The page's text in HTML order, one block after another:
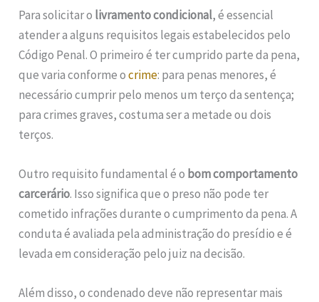
Para solicitar o livramento condicional, é essencial
atender a alguns requisitos legais estabelecidos pelo
Código Penal. O primeiro é ter cumprido parte da pena,
que varia conforme ocrime: para penas menores, é
necessário cumprir pelo menos um terço da sentença;
para crimes graves, costuma ser a metade ou dois
terços.
Outro requisito fundamental é o bom comportamento
carcerário. Isso significa que o preso não pode ter
cometido infrações durante o cumprimento da pena. A
conduta é avaliada pela administração do presídio e é
levada em consideração pelo juiz na decisão.
Além disso, o condenado deve não representar mais